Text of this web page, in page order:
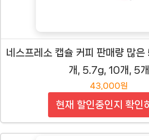
네스프레소 캡슐 커피 판매량 많
개, 5.7g, 10개, 5개
43,000원
현재 할인중인지 확인